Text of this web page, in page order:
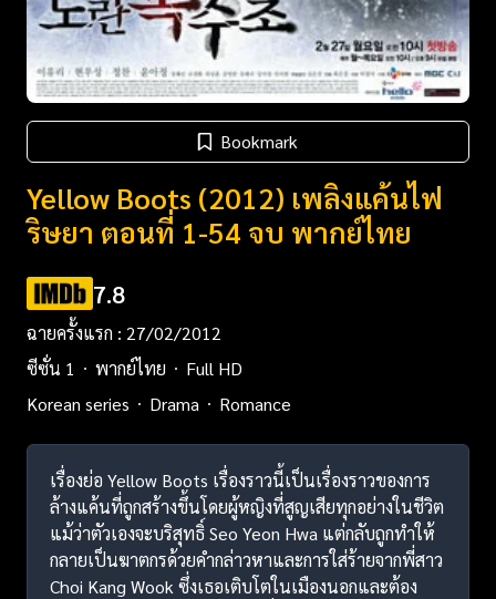
Bookmark
Yellow Boots (2012) เพลิงแค้นไฟ
ริษยา ตอนที่ 1-54 จบ พากย์ไทย
7.8
ฉายครั้งแรก : 27/02/2012
ซีซั่น 1
พากย์ไทย
Full HD
Korean series
Drama Romance
เรื่องย่อ Yellow Boots เรื่องราวนี้เป็นเรื่องราวของการ
ล้างแค้นที่ถูกสร้างขึ้นโดยผู้หญิงที่สูญเสียทุกอย่างในชีวิต
แม้ว่าตัวเองจะบริสุทธิ์ Seo Yeon Hwa แต่กลับถูกทำให้
กลายเป็นฆาตกรด้วยคำกล่าวหาและการใส่ร้ายจากพี่สาว
Choi Kang Wook ซึ่งเธอเติบโตในเมืองนอกและต้อง